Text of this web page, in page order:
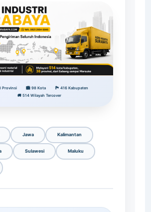
Provinsi 🏙️ 98 Kota
🏞️ 416 Kabupaten
🚚 514 Wilayah Tercover
Jawa Kalimantan
Sulawesi Maluku